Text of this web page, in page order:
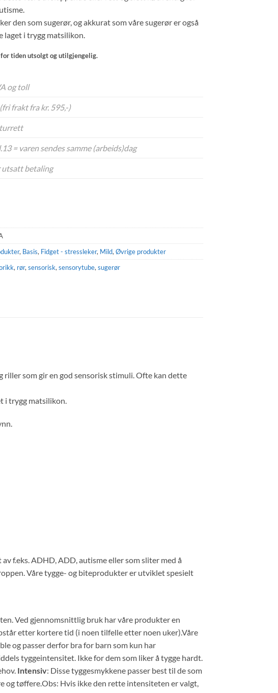
den som sugerør, og akkurat som våre sugerør er også
laget i trygg matsilikon.
tiden utsolgt og utilgjengelig.
og toll
frakt fra kr. 595,-)
= varen sendes samme (arbeids)dag
betaling
, Basis, Fidget - stressleker, Mild, Øvrige produkter
, rør, sensorisk, sensorytube, sugerør
riller som gir en god sensorisk stimuli. Ofte kan dette
i trygg matsilikon.
f.eks. ADHD, ADD, autisme eller som sliter med å
Våre tygge- og biteprodukter er utviklet spesielt
Ved gjennomsnittlig bruk har våre produkter en
etter kortere tid (i noen tilfelle etter noen uker).Våre
og passer derfor bra for barn som kun har
tyggeintensitet. Ikke for dem som liker å tygge hardt.
Intensiv: Disse tyggesmykkene passer best til de som
og tøffere.Obs: Hvis ikke den rette intensiteten er valgt,